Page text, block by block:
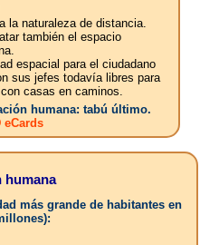
la naturaleza de distancia.
también el espacio
espacial para el ciudadano
sus jefes todavía libres para
casas en caminos.
humana: tabú último.
eCards
humana
más grande de habitantes en